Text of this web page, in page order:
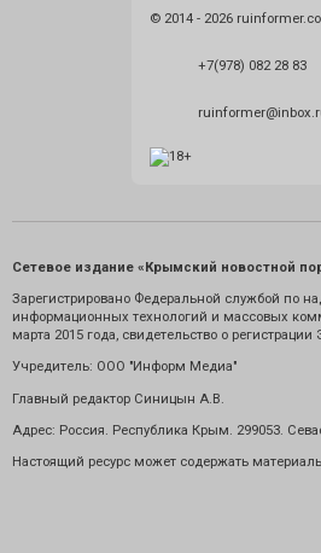
© 2014 - 2026
+7(978) 082 28 83
Сетевое издание «Крымский новостной
Зарегистрировано Федеральной службой по
информационных технологий и массовых
марта 2015 года, свидетельство о
Учредитель: ООО "Информ Медиа"
Главный редактор Синицын А.В.
Адрес: Россия. Республика Крым. 299053.
Настоящий ресурс может содержать